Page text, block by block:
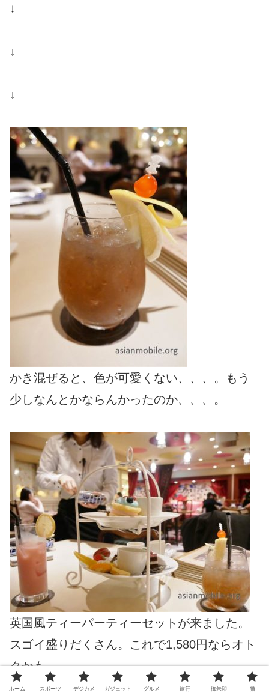
↓
↓
↓
かき混ぜると、色が可愛くない、、、。もう
少しなんとかならんかったのか、、、。
英国風ティーパーティーセットが来ました。
スゴイ盛りだくさん。これで1,580円ならオト
クかも。
ホーム スポーツ デジカメ ガジェット グルメ 旅行 御朱印 猫